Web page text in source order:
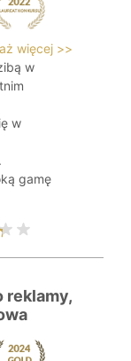
więcej >>
w
w
gamę
reklamy,